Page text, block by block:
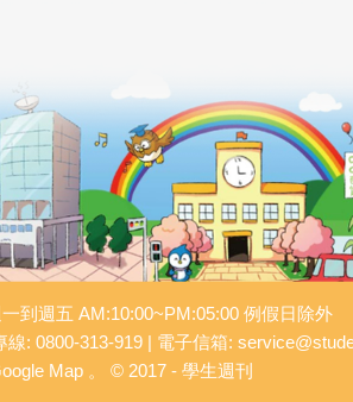
到週五 AM:10:00~PM:05:00 例假日除外
: 0800-313-919 | 電子信箱:
Map 。 © 2017 - 學生週刊